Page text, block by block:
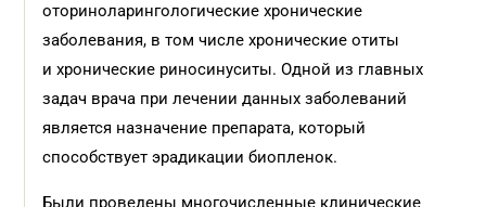
оториноларингологические хронические
заболевания, в том числе хронические отиты
и хронические риносинуситы. Одной из главных
задач врача при лечении данных заболеваний
является назначение препарата, который
способствует эрадикации биопленок.
Были проведены многочисленные клинические